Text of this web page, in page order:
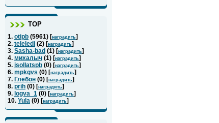
ТОР
1. otipb (5961) [наградить]
2. teleledi (2) [наградить]
3. Sasha-bad (1) [наградить]
4. михалыч (1) [наградить]
5. isollatspb (0) [наградить]
6. mpkgvs (0) [наградить]
7. Глебон (0) [наградить]
8. prih (0) [наградить]
9. logva_1 (0) [наградить]
10. Yula (0) [наградить]